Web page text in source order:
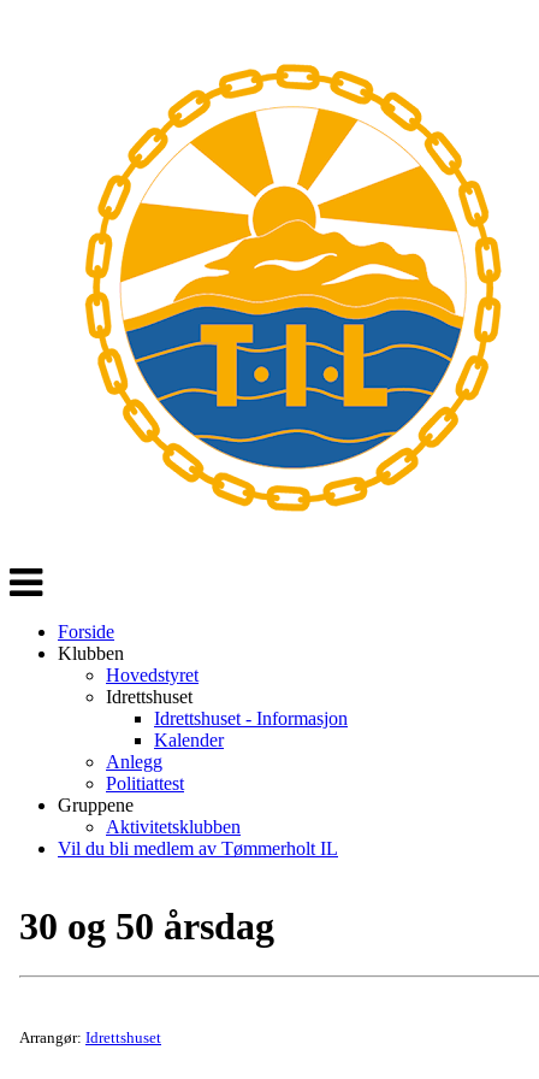
Veksle
navigasjon
Forside
Klubben
Hovedstyret
Idrettshuset
Idrettshuset - Informasjon
Kalender
Anlegg
Politiattest
Gruppene
Aktivitetsklubben
Vil du bli medlem av Tømmerholt IL
30 og 50 årsdag
Arrangør: Idrettshuset